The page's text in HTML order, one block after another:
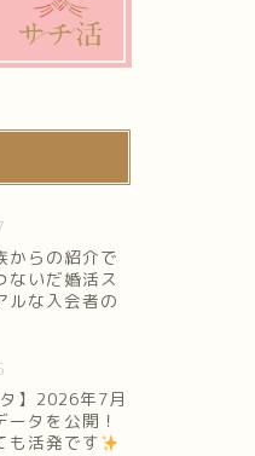
からの紹介で
ないだ婚活ス
ルな入会者の
】2026年7月
タを公開！
も活発です